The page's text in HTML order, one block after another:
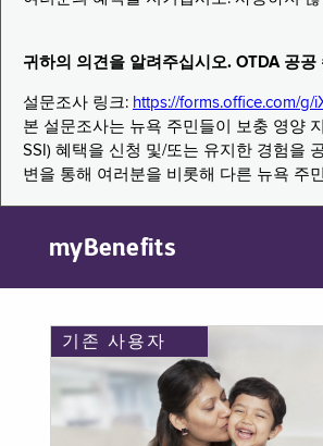
귀하의 의견을 알려주십시오. OTDA 공공
설문조사 링크: https://forms.office.com/g/
본 설문조사는 뉴욕 주민들이 보충 영양
SSI) 혜택을 신청 및/또는 유지한 경험을
변을 통해 여러분을 비롯해 다른 뉴욕 주
myBenefits
기존 사용자